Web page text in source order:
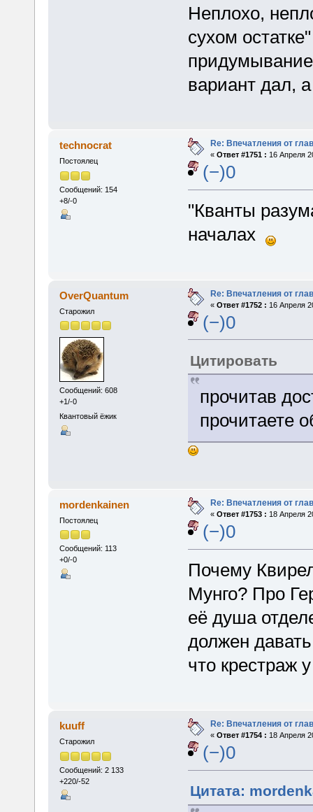
Неплохо,
сухом
придумывание
вариант дал,
technocrat
Постоялец
Сообщений: 154
+8/-0
Re: Впечатления от
« Ответ #1751 : 16 Апреля
(−)0
"Кванты
началах
OverQuantum
Старожил
Сообщений: 608
+1/-0
Квантовый ёжик
Re: Впечатления от
« Ответ #1752 : 16 Апреля
(−)0
Цитировать
прочитав
прочитаете
mordenkainen
Постоялец
Сообщений: 113
+0/-0
Re: Впечатления от
« Ответ #1753 : 18 Апреля
(−)0
Почему
Мунго? Про
её душа
должен
что крестраж
kuuff
Старожил
Сообщений: 2 133
+220/-52
Re: Впечатления от
« Ответ #1754 : 18 Апреля
(−)0
Цитата: